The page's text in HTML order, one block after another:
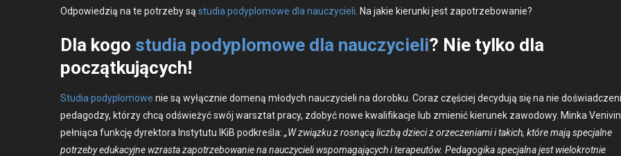
Odpowiedz­ią na te potrze­by są stu­dia pody­plo­mowe dla nauczy­cieli . Na jakie kierun­ki jest zapotrze­bowanie?
Dla kogo studia podyplomowe dla nauczycieli? Nie tylko dla
początkujących!
Stu­dia pody­plo­mowe nie są wyłącznie domeną młodych nauczy­cieli na dorobku. Coraz częś­ciej decy­du­ją się na nie doświad­czeni
pedagodzy, którzy chcą odświeżyć swój warsz­tat pra­cy, zdobyć nowe kwal­i­fikac­je lub zmienić kierunek zawodowy. Min­ka
pełnią­ca funkcję dyrek­to­ra Insty­tu­tu IKiB pod­kreśla: „W związku z ros­nącą liczbą dzieci z orzeczeni­a­mi i takich, które mają spec­jalne
potrze­by eduka­cyjne wzras­ta zapotrze­bowanie na nauczy­cieli wspo­ma­ga­ją­cych i ter­apeutów. Ped­a­gogi­ka spec­jal­na jest wielokrot­nie